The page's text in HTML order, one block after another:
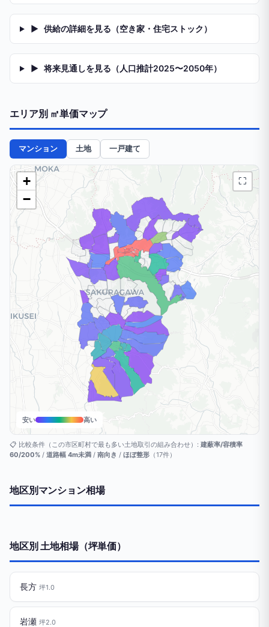
▶ 供給の詳細を見る（空き家・住宅ストック）
▶ 将来見通しを見る（人口推計2025〜2050年）
エリア別 ㎡単価マップ
マンション 土地 一戸建て
+
−
⛶
安い 高い
📋 比較条件（この市区町村で最も多い土地取引の組み合わせ）: 建蔽率/容積率
60/200% / 道路幅 4m未満 / 南向き / ほぼ整形 （17件）
地区別マンション相場
地区別 土地相場（坪単価）
長方 坪1.0
岩瀬 坪2.0